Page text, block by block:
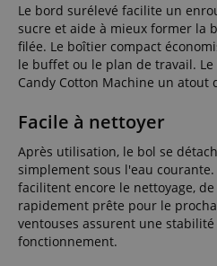
Le bord surélevé facilite un
sucre et aide à mieux former la
filée. Le boîtier compact
le buffet ou le plan de travail.
Candy Cotton Machine un atout
Facile à nettoyer
Après utilisation, le bol se
simplement sous l'eau courante.
facilitent encore le nettoyage,
rapidement prête pour le
ventouses assurent une
fonctionnement.